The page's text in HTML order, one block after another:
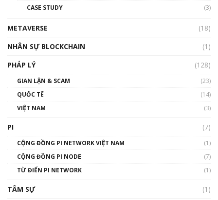
01:32:59
gió ấm
Talkshow 14: MemeCoin – Trò đùa tỷ đô
01:29:26
CASE STUDY
(3)
METAVERSE
(18)
NHÂN SỰ BLOCKCHAIN
(1)
PHÁP LÝ
(128)
GIAN LẬN & SCAM
(23)
QUỐC TẾ
(14)
VIỆT NAM
(3)
PI (7)
CỘNG ĐỒNG PI NETWORK VIỆT NAM
(1)
CỘNG ĐỒNG PI NODE
(7)
TỪ ĐIỂN PI NETWORK
(1)
TÂM SỰ
(1)